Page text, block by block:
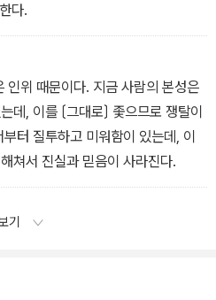
다.
인위 때문이다. 지금 사람의 본성은
, 이를 〔그대로〕 좇으므로 쟁탈이
터 질투하고 미워함이 있는데, 이
해쳐서 진실과 믿음이 사라진다.
기